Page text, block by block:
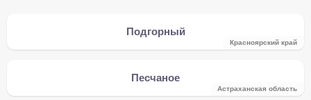
Подгорный
Красноярский край
Песчаное
Астраханская область